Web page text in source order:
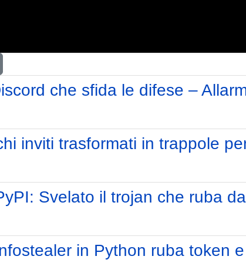
che sfida le difese –
inviti trasformati in trappole
Svelato il trojan che ruba
in Python ruba token